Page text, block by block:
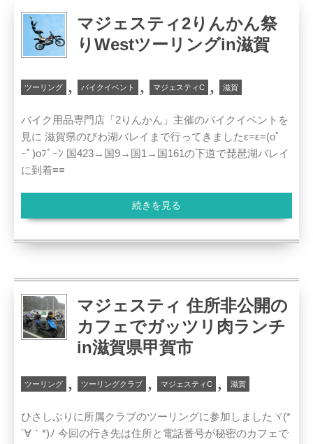
マジェスティ2りんかん祭
りWestツーリングin滋賀
ツーリング , バイクイベント , マジェスティC , 滋賀
バイク用品専門店「2りんかん」主催のバイクイベントを
見に 滋賀県のびわ湖バレイまで行ってきましたε=ε=(oﾟ
ｰﾟ)oﾌﾞｰﾝ 国423→国9→国1→国161の下道で琵琶湖バレイ
に到着≡≡
続きを見る
マジェスティ 住所非公開の
カフェでガッツリ肉ランチ
in滋賀県甲賀市
ツーリング , ツーリングクラブ , マジェスティC , 滋賀
ひさしぶりに所属クラブのツーリングに参加しましたヾ(*
´∀｀*)ﾉ 今回の行き先は住所と電話番号が秘密のカフェで